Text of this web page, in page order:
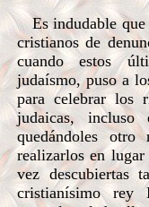
Es indudable que
cristianos de
cuando estos
judaísmo, puso a
para celebrar los
judaicas,
quedándoles
realizarlos en
vez descubiertas
cristianísimo rey